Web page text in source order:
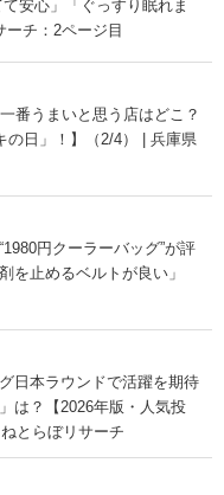
安心」「ぐっすり眠れま
チ：2ページ目
番うまいと思う店はどこ？
の日」！】（2/4） | 兵庫県
円クーラーバッグ”が評
止めるベルトが良い」
日本ラウンドで活躍を期待
は？【2026年版・人気投
とらぼリサーチ